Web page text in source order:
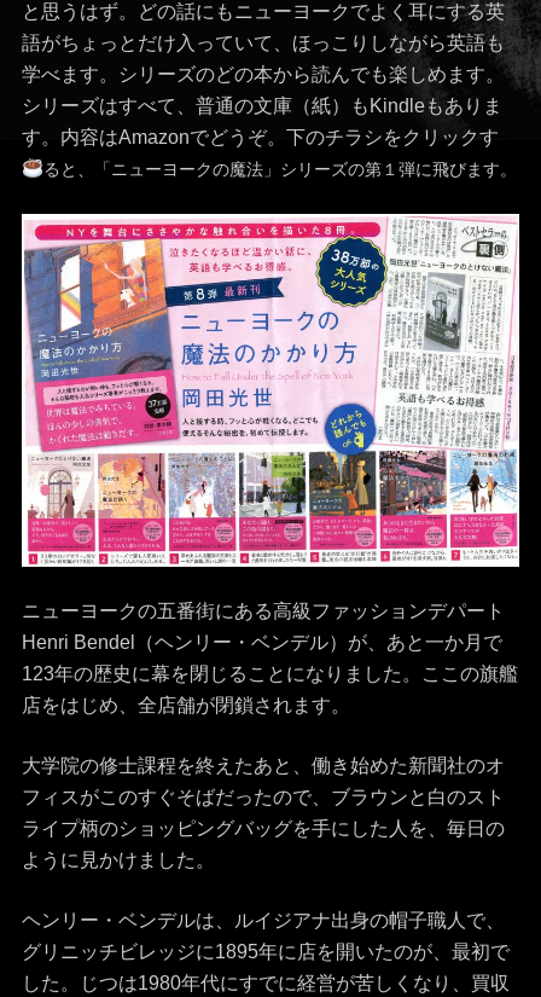
と思うはず。どの話にもニューヨークでよく耳にする英
語がちょっとだけ入っていて、ほっこりしながら英語も
学べます。シリーズのどの本から読んでも楽しめます。
シリーズはすべて、普通の文庫（紙）もKindleもありま
す。内容はAmazonでどうぞ。下のチラシをクリックす
ると、「ニューヨークの魔法」シリーズの第１弾に飛びます。
ニューヨークの五番街にある高級ファッションデパート
Henri Bendel（ヘンリー・ベンデル）が、あと一か月で
123年の歴史に幕を閉じることになりました。ここの旗艦
店をはじめ、全店舗が閉鎖されます。
大学院の修士課程を終えたあと、働き始めた新聞社のオ
フィスがこのすぐそばだったので、ブラウンと白のスト
ライプ柄のショッピングバッグを手にした人を、毎日の
ように見かけました。
ヘンリー・ベンデルは、ルイジアナ出身の帽子職人で、
グリニッチビレッジに1895年に店を開いたのが、最初で
した。じつは1980年代にすでに経営が苦しくなり、買収